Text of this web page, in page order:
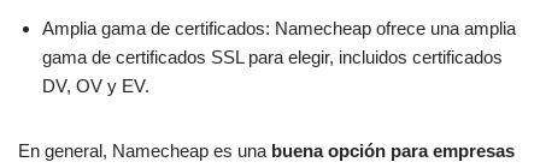
Amplia gama de certificados: Namecheap ofrece una amplia
gama de certificados SSL para elegir, incluidos certificados
DV, OV y EV.
En general, Namecheap es una buena opción para empresas